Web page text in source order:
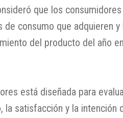
que los
consumo que adquieren
del producto del año
está diseñada para
satisfacción y la